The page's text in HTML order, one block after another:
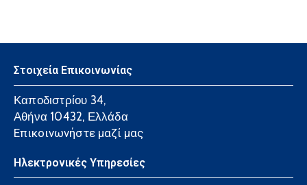
Στοιχεία Επικοινωνίας
Καποδιστρίου 34,
Αθήνα 10432, Ελλάδα
Επικοινωνήστε μαζί μας
Ηλεκτρονικές Υπηρεσίες